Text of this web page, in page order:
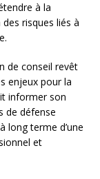
à la
risques liés à
de conseil revêt
enjeux pour la
informer son
de défense
long terme d’une
et